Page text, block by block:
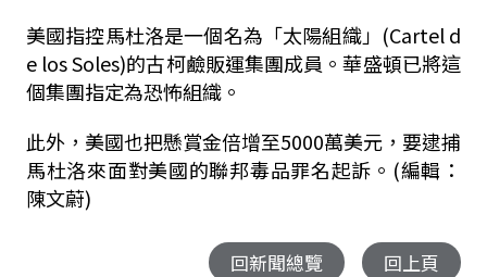
美國指控馬杜洛是一個名為「太陽組織」 (Cartel d
e los Soles)的古柯鹼販運集團成員。華盛頓已將這
個集團指定為恐怖組織。
此外，美國也把懸賞金倍增至5000萬美元，要逮捕
馬杜洛來面對美國的聯邦毒品罪名起訴。(編輯：
陳文蔚)
回新聞總覽 回上頁